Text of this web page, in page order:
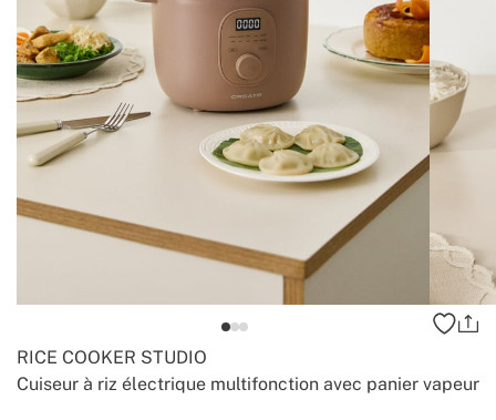
Cuiseur à riz électrique multifonction avec panier vapeur
RICE COOKER STUDIO